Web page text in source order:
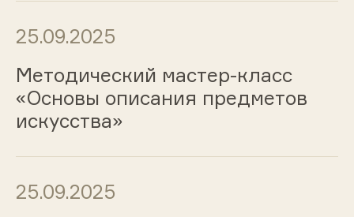
25.09.2025
Методический мастер-класс
«Основы описания предметов
искусства»
25.09.2025